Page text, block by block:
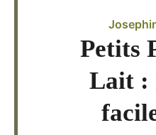
Petits
Lait :